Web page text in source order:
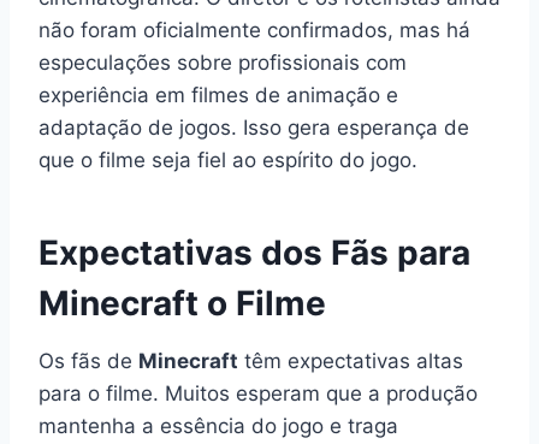
não foram oficialmente confirmados, mas há
especulações sobre profissionais com
experiência em filmes de animação e
adaptação de jogos. Isso gera esperança de
que o filme seja fiel ao espírito do jogo.
Expectativas dos Fãs para
Minecraft o Filme
Os fãs de Minecraft têm expectativas altas
para o filme. Muitos esperam que a produção
mantenha a essência do jogo e traga